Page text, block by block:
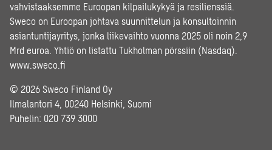
vahvistaaksemme Euroopan kilpailukykyä ja resilienssiä.
Sweco on Euroopan johtava suunnittelun ja konsultoinnin
asiantuntijayritys, jonka liikevaihto vuonna 2025 oli noin 2,9
Mrd euroa. Yhtiö on listattu Tukholman pörssiin (Nasdaq).
www.sweco.fi
© 2026 Sweco Finland Oy
Ilmalantori 4, 00240 Helsinki, Suomi
Puhelin: 020 739 3000